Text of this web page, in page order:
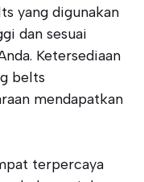
yang digunakan
dan sesuai
Ketersediaan
belts
mendapatkan
terpercaya